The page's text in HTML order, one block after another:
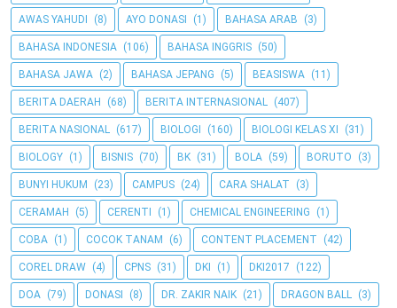
AWAS YAHUDI (8) AYO DONASI (1) BAHASA ARAB (3)
BAHASA INDONESIA (106) BAHASA INGGRIS (50)
BAHASA JAWA (2) BAHASA JEPANG (5) BEASISWA (11)
BERITA DAERAH (68) BERITA INTERNASIONAL (407)
BERITA NASIONAL (617) BIOLOGI (160) BIOLOGI KELAS XI (31)
BIOLOGY (1) BISNIS (70) BK (31) BOLA (59) BORUTO (3)
BUNYI HUKUM (23) CAMPUS (24) CARA SHALAT (3)
CERAMAH (5) CERENTI (1) CHEMICAL ENGINEERING (1)
COBA (1) COCOK TANAM (6) CONTENT PLACEMENT (42)
COREL DRAW (4) CPNS (31) DKI (1) DKI2017 (122)
DOA (79) DONASI (8) DR. ZAKIR NAIK (21) DRAGON BALL (3)